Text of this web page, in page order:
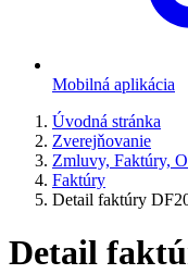
Mobilná aplikácia
Úvodná stránka
Zverejňovanie
Zmluvy, Faktúry,
Faktúry
Detail faktúry
Detail